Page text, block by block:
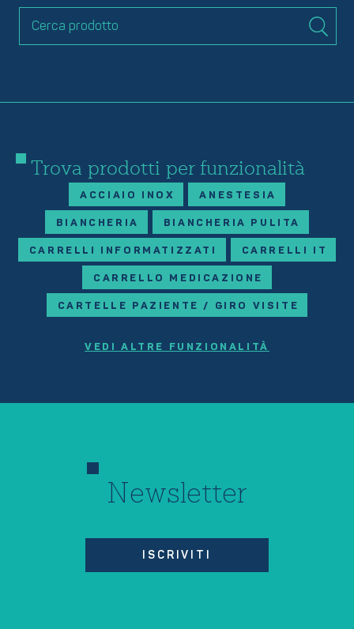
Trova prodotti per funzionalità
ACCIAIO INOX ANESTESIA
BIANCHERIA BIANCHERIA PULITA
CARRELLI INFORMATIZZATI CARRELLI IT
CARRELLO MEDICAZIONE
CARTELLE PAZIENTE / GIRO VISITE
VEDI ALTRE FUNZIONALITÀ
Newsletter
ISCRIVITI